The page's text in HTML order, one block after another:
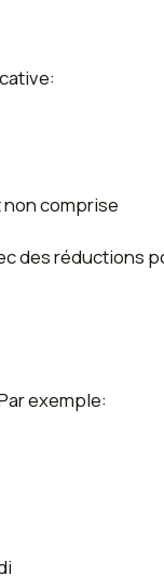
comprise
des réductions
exemple: